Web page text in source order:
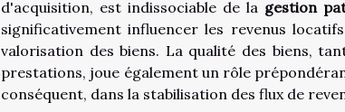
d'acquisition, est indissociable de la gestion
significativement influencer les revenus
valorisation des biens. La qualité des biens,
prestations, joue également un rôle
conséquent, dans la stabilisation des flux de